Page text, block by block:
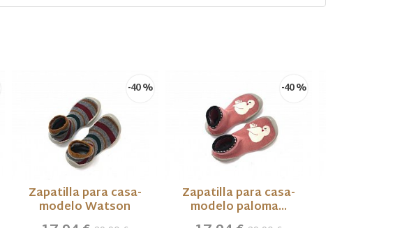
-40 %
Zapatilla para casa-
modelo Watson
-40 %
Zapatilla para casa-
modelo paloma...